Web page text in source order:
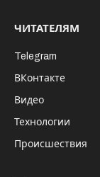
ЧИТАТЕЛЯМ
Telegram
ВКонтакте
Видео
Технологии
Происшествия